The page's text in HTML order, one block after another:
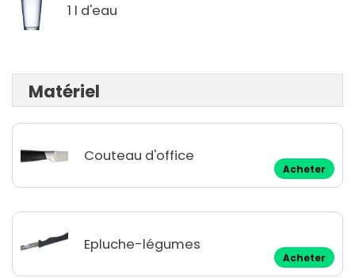
1 l d'eau
Matériel
Couteau d'office
Acheter
Epluche-légumes
Acheter